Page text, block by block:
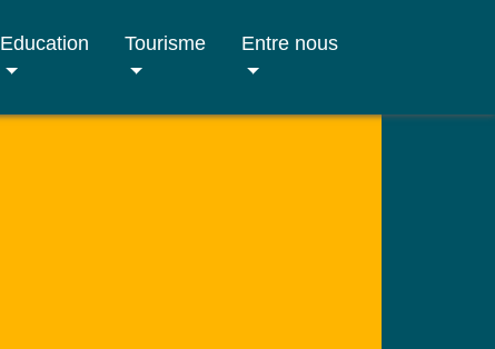
Education Tourisme Entre nous